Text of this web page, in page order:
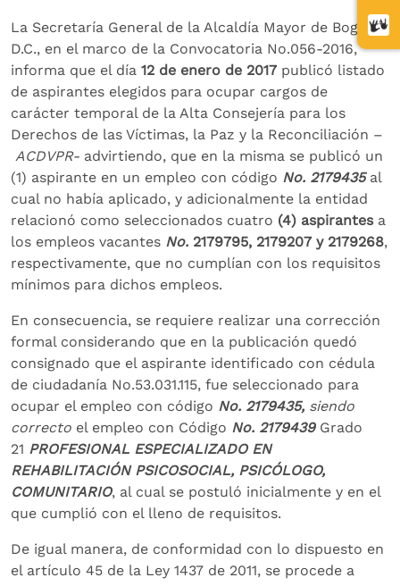
de
La Secretaría General de la Alcaldía Mayor de Bogotá
D.C., en el marco de la Convocatoria No.056-2016,
informa que el día 12 de enero de 2017 publicó listado
de aspirantes elegidos para ocupar cargos de
carácter temporal de la Alta Consejería para los
Derechos de las Víctimas, la Paz y la Reconciliación –
ACDVPR- advirtiendo, que en la misma se publicó un
(1) aspirante en un empleo con código No. 2179435al
cual no había aplicado, y adicionalmente la entidad
relacionó como seleccionados cuatro (4) aspirantesa
los empleos vacantes No. 2179795, 2179207 y 2179268,
respectivamente, que no cumplían con los requisitos
mínimos para dichos empleos.
En consecuencia, se requiere realizar una corrección
formal considerando que en la publicación quedó
consignado que el aspirante identificado con cédula
de ciudadanía No.53.031.115, fue seleccionado para
ocupar el empleo con código No. 2179435, siendo
correcto el empleo con Código No. 2179439 Grado
21 PROFESIONAL ESPECIALIZADO EN
REHABILITACIÓN PSICOSOCIAL, PSICÓLOGO,
COMUNITARIO, al cual se postuló inicialmente y en el
que cumplió con el lleno de requisitos.
De igual manera, de conformidad con lo dispuesto en
el artículo 45 de la Ley 1437 de 2011, se procede a